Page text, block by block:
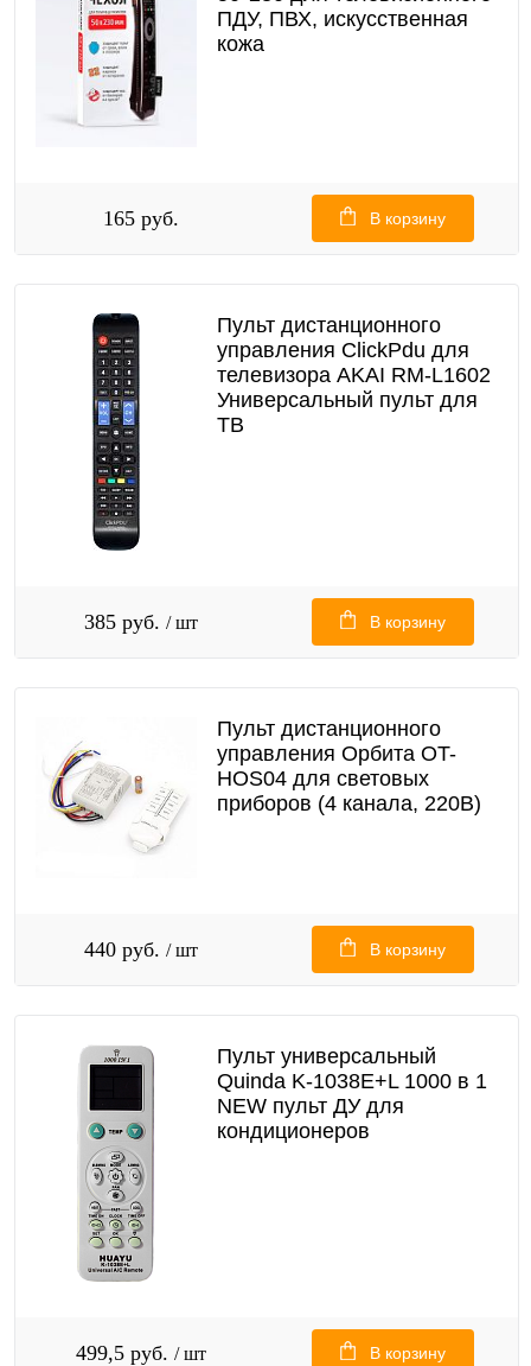
ПДУ, ПВХ, искусственная
кожа
165 руб. В корзину
Пульт дистанционного
управления ClickPdu для
телевизора AKAI RM-L1602
Универсальный пульт для
ТВ
385 руб. / шт В корзину
Пульт дистанционного
управления Орбита OT-
HOS04 для световых
приборов (4 канала, 220В)
440 руб. / шт В корзину
Пульт универсальный
Quinda K-1038E+L 1000 в 1
NEW пульт ДУ для
кондиционеров
499,5 руб. / шт В корзину